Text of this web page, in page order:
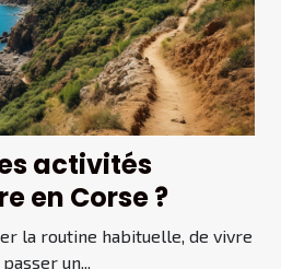
activités
en Corse ?
la routine habituelle, de vivre
un...